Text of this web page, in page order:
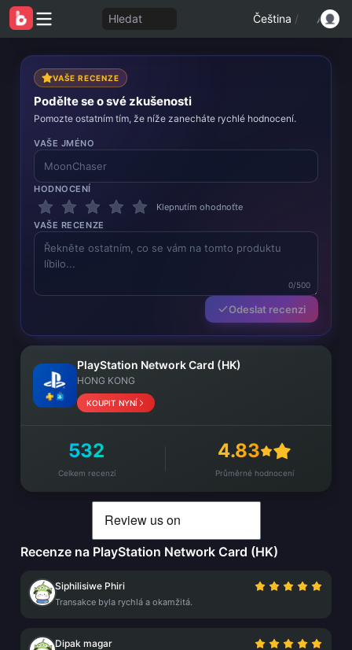
Hledat Čeština /
VAŠE RECENZE
Podělte se o své zkušenosti
Pomozte ostatním tím, že níže zanecháte rychlé hodnocení.
VAŠE JMÉNO
HODNOCENÍ
Klepnutím ohodnoťte
VAŠE RECENZE
0/500
Odeslat recenzi
PlayStation Network Card (HK)
HONG KONG
KOUPIT NYNÍ
532
Celkem recenzí
4.83
Průměrné hodnocení
Recenze na PlayStation Network Card (HK)
Siphilisiwe Phiri
Transakce byla rychlá a okamžitá.
Dipak magar